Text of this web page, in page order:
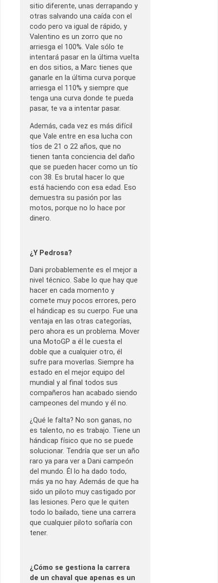
sitio diferente, unas derrapando y
otras salvando una caída con el
codo pero va igual de rápido, y
Valentino es un zorro que no
arriesga el 100%. Vale sólo te
intentará pasar en la última vuelta
en dos sitios, a Marc tienes que
ganarle en la última curva porque
arriesga el 110% y siempre que
tenga una curva donde te pueda
pasar, te va a intentar pasar.
Además, cada vez es más difícil
que Vale entre en esa lucha con
tíos de 21 o 22 años, que no
tienen tanta conciencia del daño
que se pueden hacer como un tío
con 38. Es brutal hacer lo que
está haciendo con esa edad. Eso
demuestra su pasión por las
motos, porque no lo hace por
dinero.
¿Y Pedrosa?
Dani probablemente es el mejor a
nivel técnico. Sabe lo que hay que
hacer en cada momento y
comete muy pocos errores, pero
el hándicap es su cuerpo. Fue una
ventaja en las otras categorías,
pero ahora es un problema. Mover
una MotoGP a él le cuesta el
doble que a cualquier otro, él
sufre para moverlas. Siempre ha
estado en el mejor equipo del
mundial y al final todos sus
compañeros han acabado siendo
campeones del mundo y él no.
¿Qué le falta? No son ganas, no
es talento, no es trabajo. Tiene un
hándicap físico que no se puede
solucionar. Tendría que ser un año
raro ya para ver a Dani campeón
del mundo. Él lo ha dado todo,
más ya no hay. Además de que ha
sido un piloto muy castigado por
las lesiones. Pero que le quiten
todo lo bailado, tiene una carrera
que cualquier piloto soñaría con
tener.
¿Cómo se gestiona la carrera
de un chaval que apenas es un